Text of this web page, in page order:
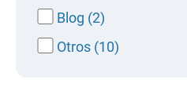
Blog (2)
Otros (10)